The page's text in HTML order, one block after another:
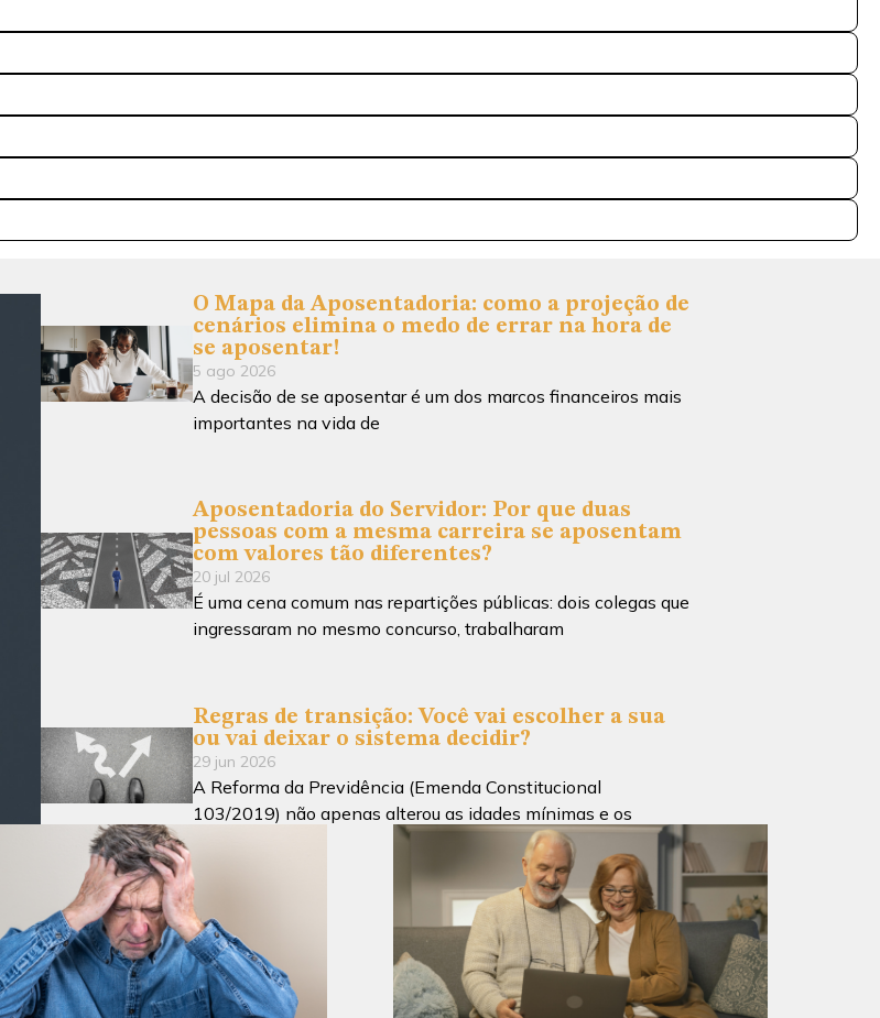
O Mapa da Aposentadoria: como a projeção de
cenários elimina o medo de errar na hora de
se aposentar!
5 ago 2026
A decisão de se aposentar é um dos marcos financeiros mais
importantes na vida de
Aposentadoria do Servidor: Por que duas
pessoas com a mesma carreira se aposentam
com valores tão diferentes?
20 jul 2026
É uma cena comum nas repartições públicas: dois colegas que
ingressaram no mesmo concurso, trabalharam
Regras de transição: Você vai escolher a sua
ou vai deixar o sistema decidir?
29 jun 2026
A Reforma da Previdência (Emenda Constitucional
103/2019) não apenas alterou as idades mínimas e os